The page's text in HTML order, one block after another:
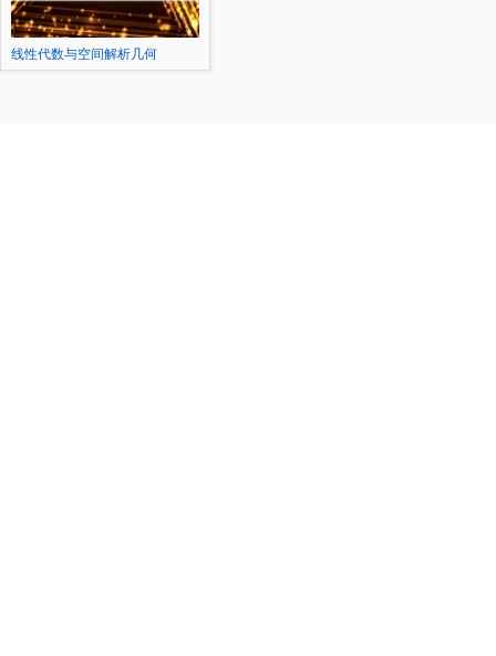
线性代数与空间解析几何